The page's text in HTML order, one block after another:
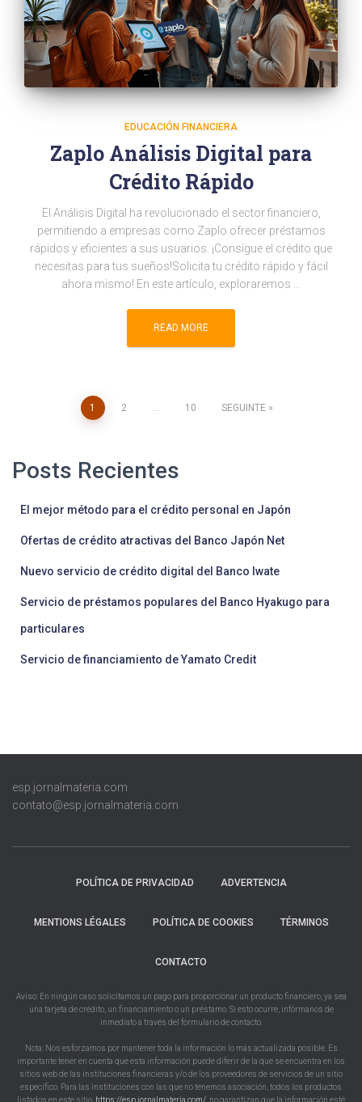
EDUCACIÓN FINANCIERA
Zaplo Análisis Digital para
Crédito Rápido
El Análisis Digital ha revolucionado el sector financiero,
permitiendo a empresas como Zaplo ofrecer préstamos
rápidos y eficientes a sus usuarios. ¡Consigue el crédito que
necesitas para tus sueños!Solicita tu crédito rápido y fácil
ahora mismo! En este artículo, exploraremos …
READ MORE
Paginação
conteúdos
1 2 … 10 SEGUINTE
Posts Recientes
El mejor método para el crédito personal en Japón
Ofertas de crédito atractivas del Banco Japón Net
Nuevo servicio de crédito digital del Banco Iwate
Servicio de préstamos populares del Banco Hyakugo para
particulares
Servicio de financiamiento de Yamato Credit
esp.jornalmateria.com
contato@esp.jornalmateria.com
POLÍTICA DE PRIVACIDAD ADVERTENCIA
MENTIONS LÉGALES POLÍTICA DE COOKIES TÉRMINOS
CONTACTO
Aviso: En ningún caso solicitamos un pago para proporcionar un producto financiero, ya sea
una tarjeta de crédito, un financiamiento o un préstamo. Si esto ocurre, infórmanos de
inmediato a través del formulario de contacto.
Nota: Nos esforzamos por mantener toda la información lo más actualizada posible. Es
importante tener en cuenta que esta información puede diferir de la que se encuentra en los
sitios web de las instituciones financieras y/o de los proveedores de servicios de un sitio
específico. Para las instituciones con las que no tenemos asociación, todos los productos